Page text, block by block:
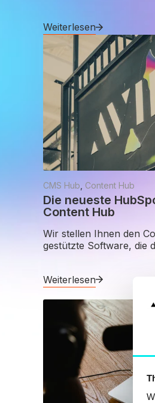
Weiterlesen
CMS Hub Content Hub
Die neueste
Content Hub
Wir stellen Ihnen den
gestützte Software, die
Weiterlesen